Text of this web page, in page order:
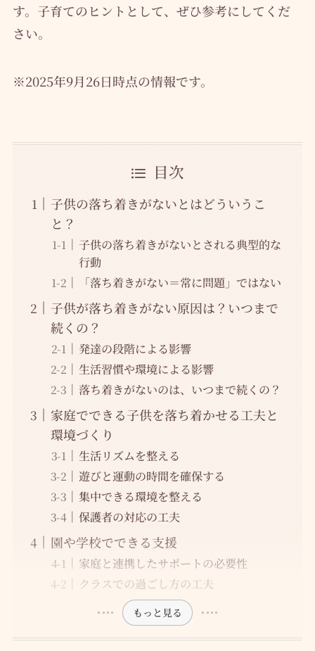
す。子育てのヒントとして、ぜひ参考にしてくだ
さい。
※2025年9月26日時点の情報です。
目次
子供の落ち着きがないとはどういうこ
と？
子供の落ち着きがないとされる典型的な
行動
「落ち着きがない＝常に問題」ではない
子供が落ち着きがない原因は？いつまで
続くの？
発達の段階による影響
生活習慣や環境による影響
落ち着きがないのは、いつまで続くの？
家庭でできる子供を落ち着かせる工夫と
環境づくり
生活リズムを整える
遊びと運動の時間を確保する
集中できる環境を整える
保護者の対応の工夫
園や学校でできる支援
家庭と連携したサポートの必要性
クラスでの過ごし方の工夫
もっと見る